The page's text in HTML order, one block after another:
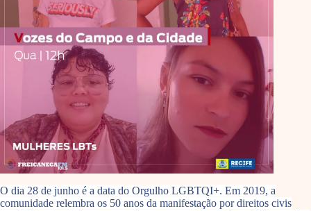
O dia 28 de junho é a data do Orgulho LGBTQI+. Em 2019, a
comunidade relembra os 50 anos da manifestação por direitos civis